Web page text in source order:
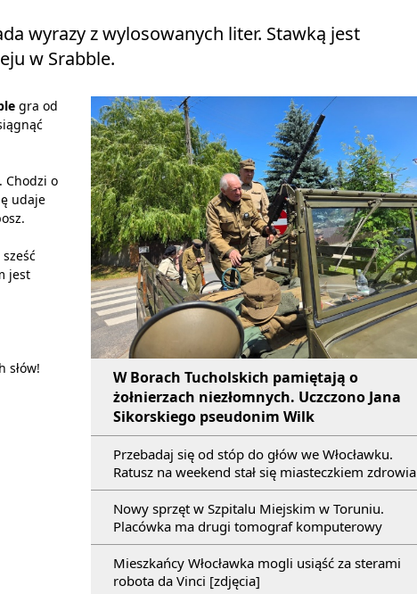
wyrazy z wylosowanych liter. Stawką jest
w Srabble.
W Borach Tucholskich pamiętają o
żołnierzach niezłomnych. Uczczono Jana
Sikorskiego pseudonim Wilk
Przebadaj się od stóp do głów we Włocławku.
Ratusz na weekend stał się miasteczkiem zdrowia
Nowy sprzęt w Szpitalu Miejskim w Toruniu.
Placówka ma drugi tomograf komputerowy
Mieszkańcy Włocławka mogli usiąść za sterami
robota da Vinci [zdjęcia]
gra od
Chodzi o
udaje
jest
słów!